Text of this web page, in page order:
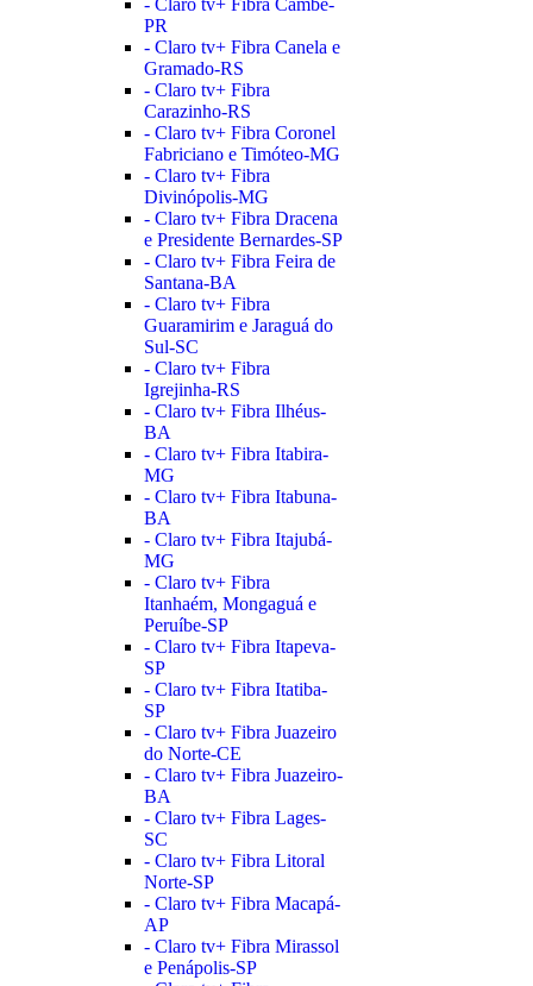
- Claro tv+ Fibra Cambé-
PR
- Claro tv+ Fibra Canela e
Gramado-RS
- Claro tv+ Fibra
Carazinho-RS
- Claro tv+ Fibra Coronel
Fabriciano e Timóteo-MG
- Claro tv+ Fibra
Divinópolis-MG
- Claro tv+ Fibra Dracena
e Presidente Bernardes-SP
- Claro tv+ Fibra Feira de
Santana-BA
- Claro tv+ Fibra
Guaramirim e Jaraguá do
Sul-SC
- Claro tv+ Fibra
Igrejinha-RS
- Claro tv+ Fibra Ilhéus-
BA
- Claro tv+ Fibra Itabira-
MG
- Claro tv+ Fibra Itabuna-
BA
- Claro tv+ Fibra Itajubá-
MG
- Claro tv+ Fibra
Itanhaém, Mongaguá e
Peruíbe-SP
- Claro tv+ Fibra Itapeva-
SP
- Claro tv+ Fibra Itatiba-
SP
- Claro tv+ Fibra Juazeiro
do Norte-CE
- Claro tv+ Fibra Juazeiro-
BA
- Claro tv+ Fibra Lages-
SC
- Claro tv+ Fibra Litoral
Norte-SP
- Claro tv+ Fibra Macapá-
AP
- Claro tv+ Fibra Mirassol
e Penápolis-SP